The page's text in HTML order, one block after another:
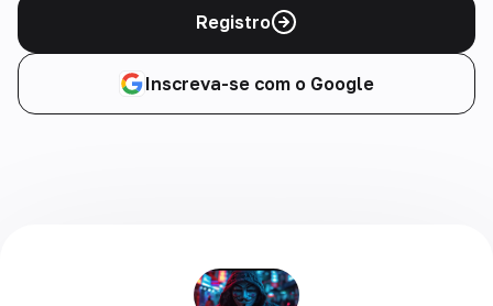
Registro
Inscreva-se com o Google